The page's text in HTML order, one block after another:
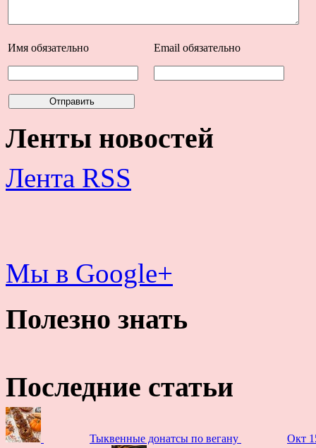
Имя обязательно Email обязательно
Ленты новостей
Лента RSS
Мы в Google+
Полезно знать
Последние статьи
Тыквенные донатсы по вегану Окт